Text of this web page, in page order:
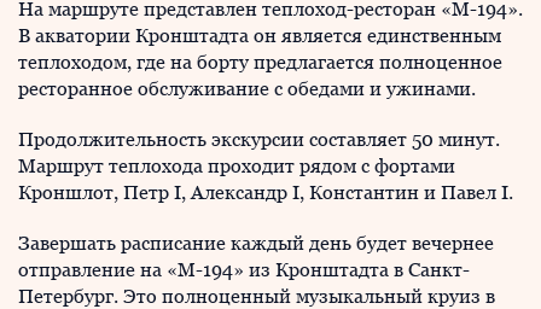
На маршруте представлен теплоход-ресторан «М-194».
В акватории Кронштадта он является единственным
теплоходом, где на борту предлагается полноценное
ресторанное обслуживание с обедами и ужинами.
Продолжительность экскурсии составляет 50 минут.
Маршрут теплохода проходит рядом с фортами
Кроншлот, Петр I, Александр I, Константин и Павел I.
Завершать расписание каждый день будет вечернее
отправление на «М-194» из Кронштадта в Санкт-
Петербург. Это полноценный музыкальный круиз в